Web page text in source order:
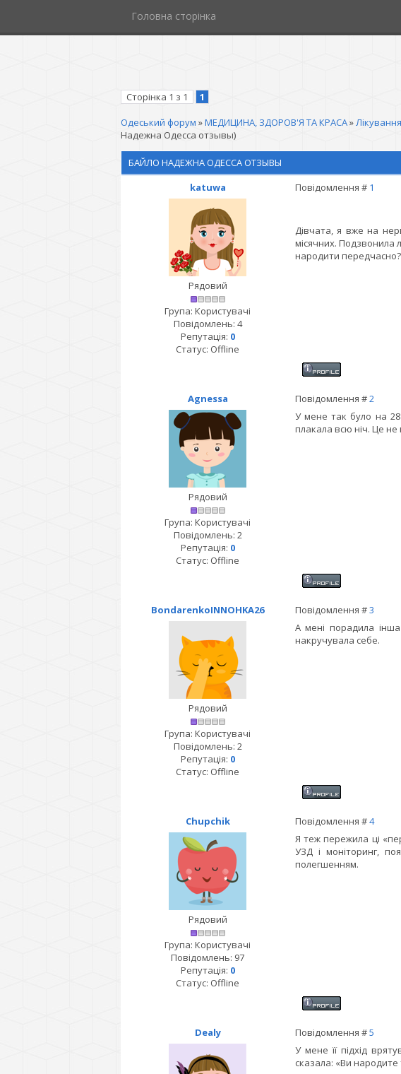
Головна сторінка
Сторінка 1 з 1
1
Одеський форум »МЕДИЦИНА, ЗДОРОВ'Я ТА КРАСА»
Надежна Одесса отзывы)
БАЙЛО НАДЕЖНА ОДЕССА ОТЗЫВЫ
katuwa
Повідомлення # 1
Рядовий
Група: Користувачі
Повідомлень: 4
Репутація: 0
Статус: Offline
Дівчата, я вже на
місячних. Подзвонила
народити
Agnessa Повідомлення #2
Рядовий
Група: Користувачі
Повідомлень: 2
Репутація: 0
Статус: Offline
У мене так було на 28
плакала всю ніч. Це
BondarenkoINNOHKA26 Повідомлення #3
Рядовий
Група: Користувачі
Повідомлень: 2
Репутація: 0
Статус: Offline
А мені порадила
накручувала себе.
Chupchik Повідомлення #4
Рядовий
Група: Користувачі
Повідомлень: 97
Репутація: 0
Статус: Offline
Я теж пережила ці
УЗД і моніторинг,
полегшенням.
Dealy Повідомлення #5
У мене її підхід
сказала: «Ви народите